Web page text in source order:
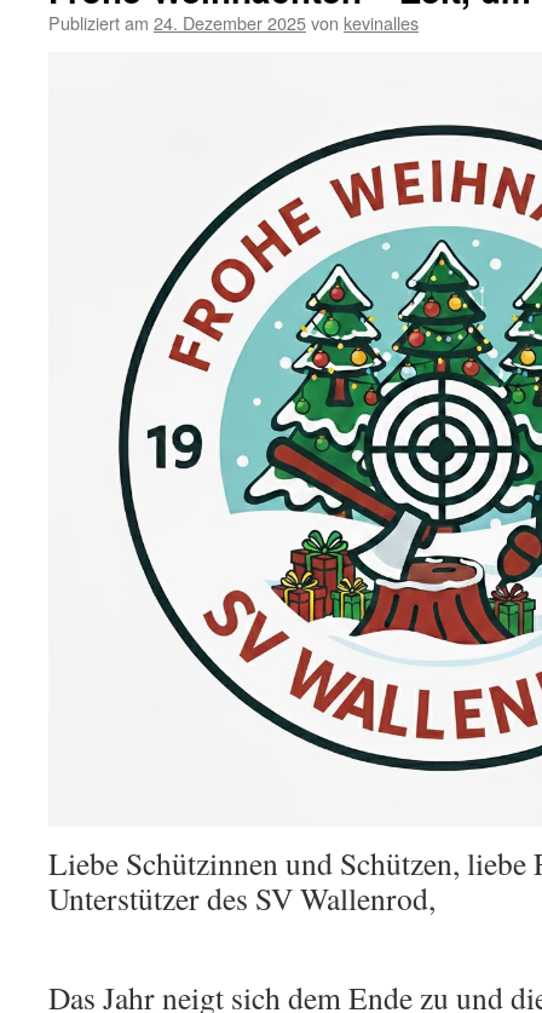
Publiziert am 24. Dezember 2025von kevinalles
Liebe Schützinnen und Schützen, liebe
Unterstützer des SV Wallenrod,
Das Jahr neigt sich dem Ende zu und